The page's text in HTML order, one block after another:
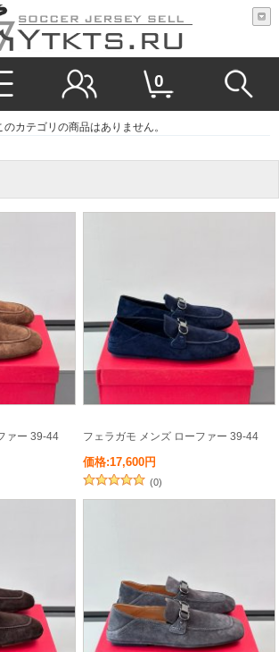
0
のカテゴリの商品はありません。
ァー 39-44 フェラガモ メンズ ローファー 39-44
価格:17,600円
(0)